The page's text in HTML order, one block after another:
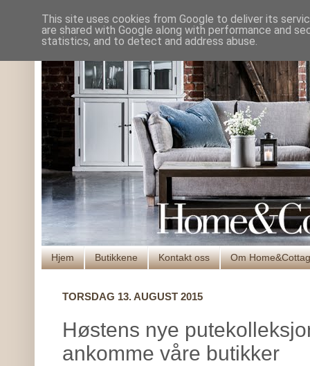
Hjem Butikkene Kontakt oss Om
TORSDAG 13. AUGUST 2015
Høstens nye
ankomme våre butikker
This site uses cookies from Google to deliver its
are shared with Google along with performance and
statistics, and to detect and address abuse.